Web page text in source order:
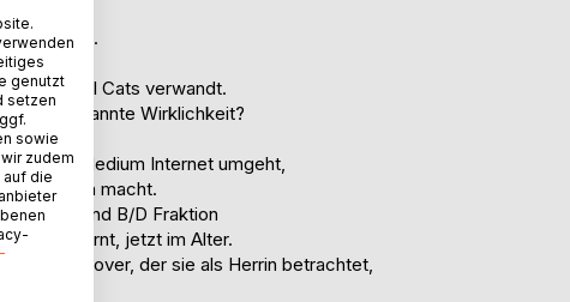
zu finden.
Musical Cats verwandt.
ausgebrannte Wirklichkeit?
Ehe,
neuen Medium Internet umgeht,
macht.
der M/S und B/D Fraktion
dazu gelernt, jetzt im Alter.
junger Lover, der sie als Herrin betrachtet,
genutzt
setzen
sowie
zudem
auf die